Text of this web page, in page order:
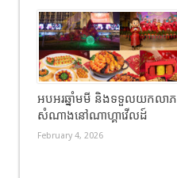
អបអរឆ្នាំមមី និងទទួលយកលាភ
សំណាងនៅណាហ្គាវើលដ៍
February 4, 2026